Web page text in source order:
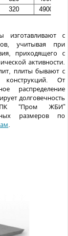
320 4900
изготавливают с
учитывая при
приходящего с
активности.
плиты бывают с
конструкций. От
распределение
долговечность
ПК “Пром ЖБИ”
размеров по
.